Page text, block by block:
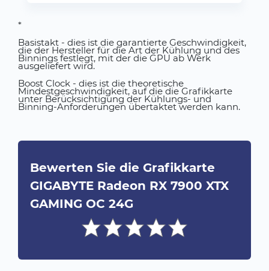
*
Basistakt - dies ist die garantierte Geschwindigkeit,
die der Hersteller für die Art der Kühlung und des
Binnings festlegt, mit der die GPU ab Werk
ausgeliefert wird.
Boost Clock - dies ist die theoretische
Mindestgeschwindigkeit, auf die die Grafikkarte
unter Berücksichtigung der Kühlungs- und
Binning-Anforderungen übertaktet werden kann.
Bewerten Sie die Grafikkarte
GIGABYTE Radeon RX 7900 XTX
GAMING OC 24G